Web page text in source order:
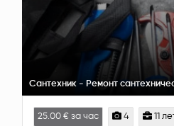
Сантехник - Ремонт
25.00 € за час 4 11